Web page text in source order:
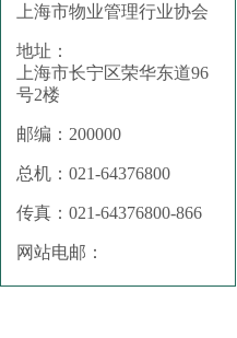
上海市物业管理行业协会
地址：
上海市长宁区荣华东道96
号2楼
邮编：200000
总机：021-64376800
传真：021-64376800-866
网站电邮：